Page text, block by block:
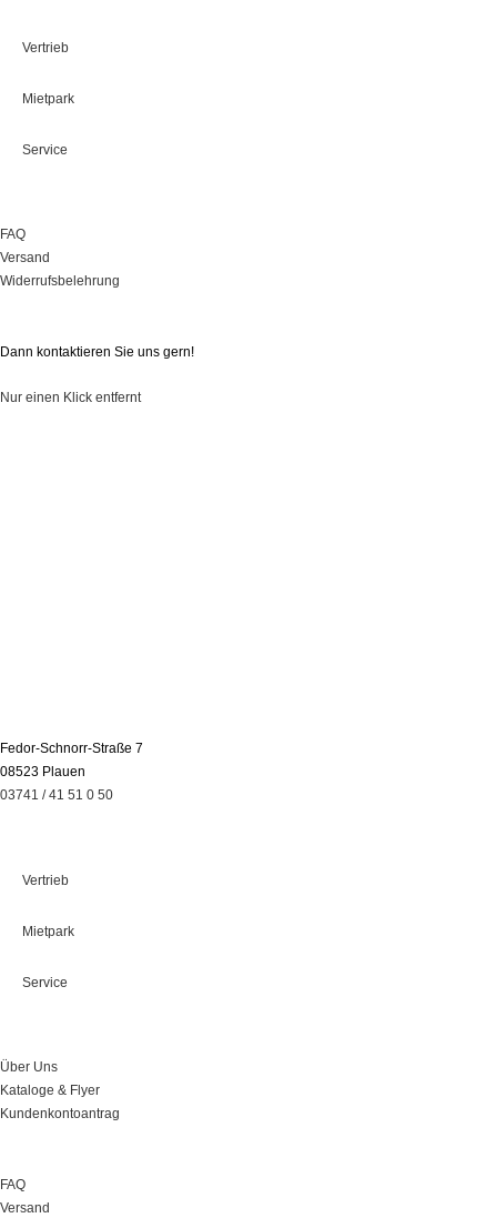
Vertrieb
Mietpark
Service
FAQ
Versand
Widerrufsbelehrung
Dann kontaktieren Sie uns gern!
Nur einen Klick entfernt
Fedor-Schnorr-Straße 7
08523 Plauen
03741 / 41 51 0 50
Vertrieb
Mietpark
Service
Über Uns
Kataloge & Flyer
Kundenkontoantrag
FAQ
Versand